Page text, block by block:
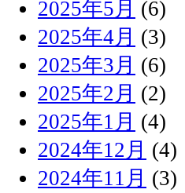
2025年5月 (6)
2025年4月 (3)
2025年3月 (6)
2025年2月 (2)
2025年1月 (4)
2024年12月 (4)
2024年11月 (3)